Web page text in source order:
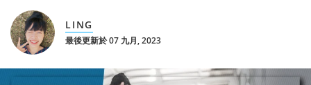
LING
最後更新於 07 九月, 2023